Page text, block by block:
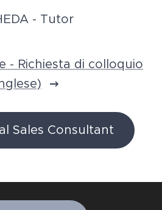
- Tutor
- Richiesta di colloquio
Sales Consultant